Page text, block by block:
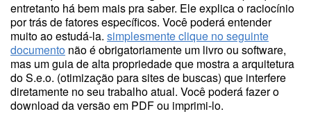
entretanto há bem mais pra saber. Ele explica o raciocínio
por trás de fatores específicos. Você poderá entender
muito ao estudá-la. simplesmente clique no seguinte
documento não é obrigatoriamente um livro ou software,
mas um guia de alta propriedade que mostra a arquitetura
do S.e.o. (otimização para sites de buscas) que interfere
diretamente no seu trabalho atual. Você poderá fazer o
download da versão em PDF ou imprimi-lo.